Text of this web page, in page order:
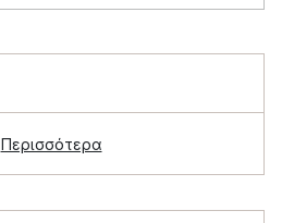
Περισσότερα